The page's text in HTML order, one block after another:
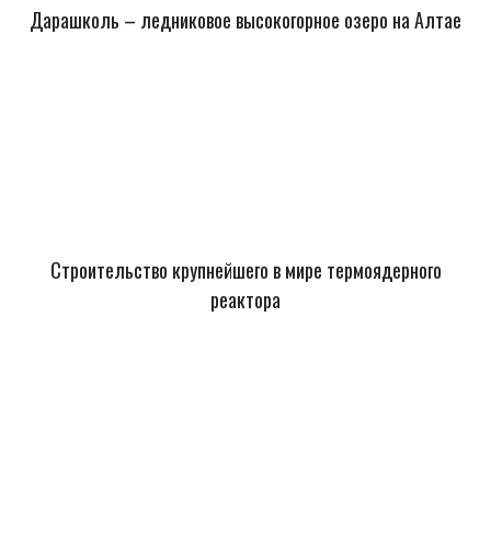
Дарашколь – ледниковое высокогорное озеро на Алтае
Строительство крупнейшего в мире термоядерного
реактора